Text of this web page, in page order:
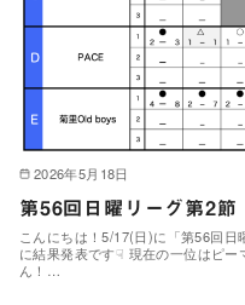
2026年5月18日
第56回日曜リーグ第2節
こんにちは！5/17(日)に「第56回
に結果発表です☟ 現在の一位はピ
ん！…